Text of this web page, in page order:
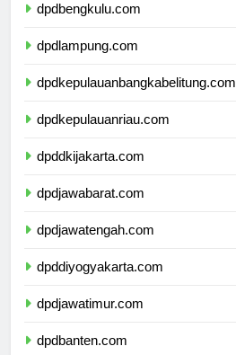
dpdbengkulu.com
dpdlampung.com
dpdkepulauanbangkabelitung.com
dpdkepulauanriau.com
dpddkijakarta.com
dpdjawabarat.com
dpdjawatengah.com
dpddiyogyakarta.com
dpdjawatimur.com
dpdbanten.com